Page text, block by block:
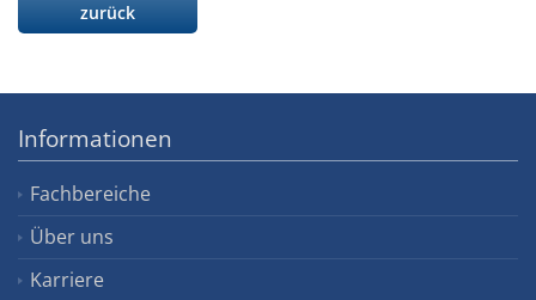
zurück
Informationen
Fachbereiche
Über uns
Karriere